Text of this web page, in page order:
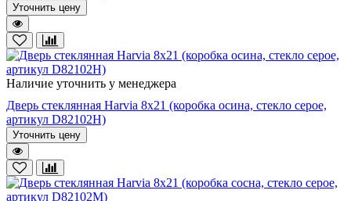
Уточнить цену
Наличие уточнить у менеджера
Дверь стеклянная Harvia 8х21 (коробка осина, стекло серое,
артикул D82102H)
Уточнить цену